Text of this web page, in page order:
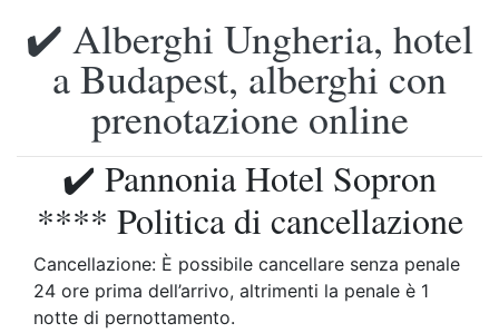
✔️ Alberghi Ungheria, hotel
a Budapest, alberghi con
prenotazione online
✔️ Pannonia Hotel Sopron
**** Politica di cancellazione
Cancellazione: È possibile cancellare senza penale
24 ore prima dell’arrivo, altrimenti la penale è 1
notte di pernottamento.